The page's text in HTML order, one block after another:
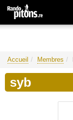
Accueil Membres
syb